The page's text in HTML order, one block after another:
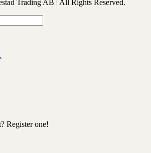
Trading AB | All Rights Reserved.
Register one!